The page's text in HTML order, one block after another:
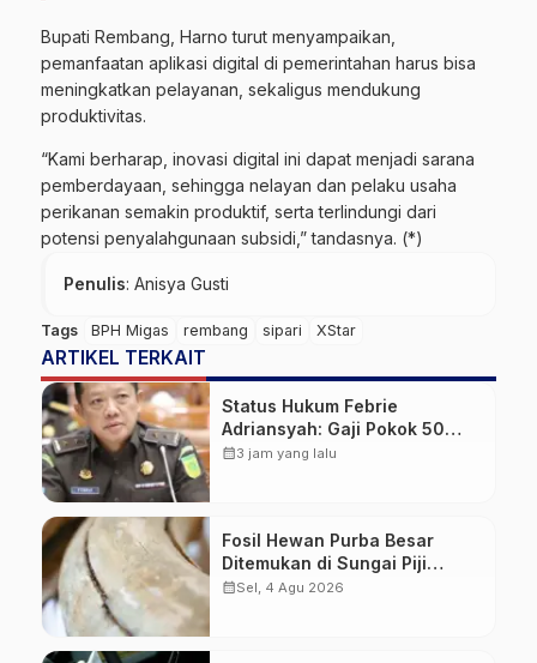
Bupati Rembang, Harno turut menyampaikan,
pemanfaatan aplikasi digital di pemerintahan harus bisa
meningkatkan pelayanan, sekaligus mendukung
produktivitas.
“Kami berharap, inovasi digital ini dapat menjadi sarana
pemberdayaan, sehingga nelayan dan pelaku usaha
perikanan semakin produktif, serta terlindungi dari
potensi penyalahgunaan subsidi,” tandasnya. (*)
Penulis: Anisya Gusti
Tags BPH Migas rembang sipari XStar
ARTIKEL TERKAIT
Status Hukum Febrie
Adriansyah: Gaji Pokok 50
Persen Tetap Mengalir,
calendar_month3 jam yang lalu
Fosil Hewan Purba Besar
Ditemukan di Sungai Piji
Kudus
calendar_monthSel, 4 Agu 2026